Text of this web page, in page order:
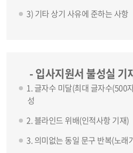
3) 기타 상기 사유에 준하는 사항
- 입사지원서 불성실 기
1. 글자수 미달(최대 글자수(500
성
2. 블라인드 위배(인적사항 기재)
3. 의미없는 동일 문구 반복(노래